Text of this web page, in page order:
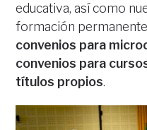
educativa, así como
formación
convenios para
convenios para
títulos propios.